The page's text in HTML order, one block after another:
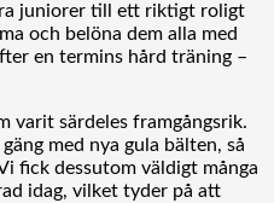
juniorer till ett riktigt roligt
och belöna dem alla med
en termins hård träning –
varit särdeles framgångsrik.
med nya gula bälten, så
fick dessutom väldigt många
idag, vilket tyder på att